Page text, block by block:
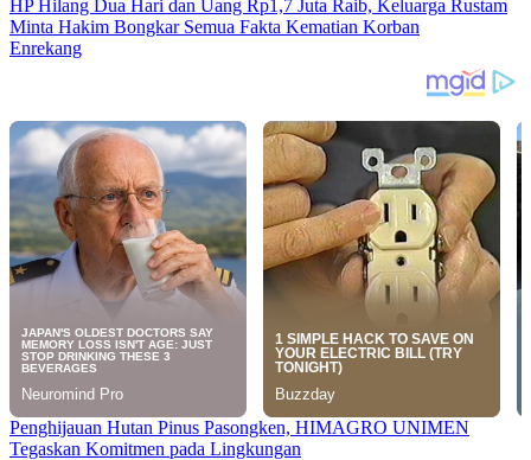
HP Hilang Dua Hari dan Uang Rp1,7 Juta Raib, Keluarga Rustam
Minta Hakim Bongkar Semua Fakta Kematian Korban
Enrekang
Penghijauan Hutan Pinus Pasongken, HIMAGRO UNIMEN
Tegaskan Komitmen pada Lingkungan